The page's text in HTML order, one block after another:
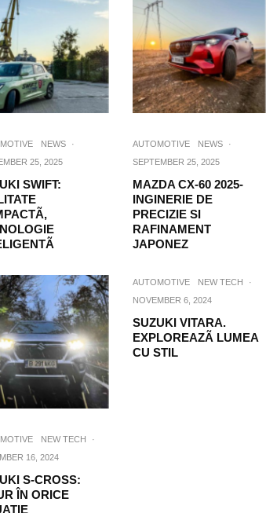
NEWS
·
25, 2025
SWIFT:
AUTOMOTIVE NEWS
·
SEPTEMBER 25, 2025
MAZDA CX-60 2025-
INGINERIE DE
PRECIZIE SI
RAFINAMENT
JAPONEZ
NEW TECH
·
16, 2024
S-CROSS:
ÎN ORICE
AUTOMOTIVE NEW TECH
·
NOVEMBER 6, 2024
SUZUKI VITARA.
EXPLOREAZÃ LUMEA
CU STIL